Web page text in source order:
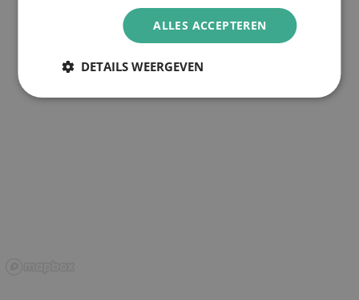
ALLES ACCEPTEREN
DETAILS WEERGEVEN